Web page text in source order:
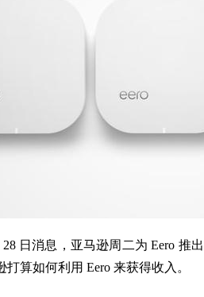
日消息，亚马逊周二为 Eero 推
算如何利用 Eero 来获得收入。